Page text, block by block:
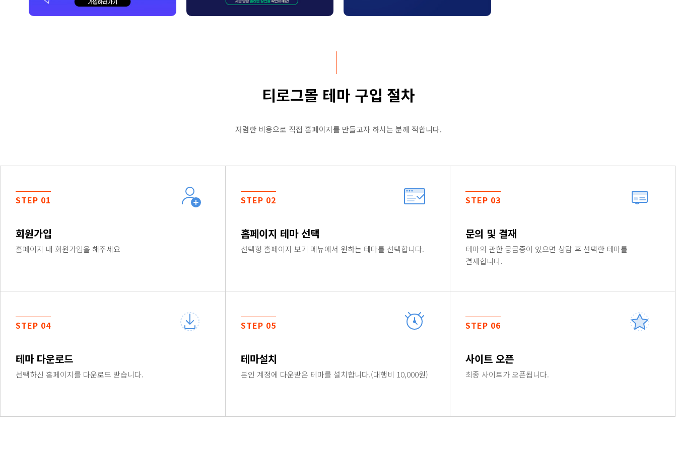
티로그몰 테마 구입 절차
저렴한 비용으로 직접 홈페이지를 만들고자 하시는 분께 적합니다.
STEP 01
회원가입
홈페이지 내 회원가입을 해주세요
STEP 02
홈페이지 테마 선택
선택형 홈페이지 보기 메뉴에서 원하는 테마를 선택합니다.
STEP 03
문의 및 결재
테마의 관한 궁금증이 있으면 상담 후 선택한 테마를
결재합니다.
STEP 04
테마 다운로드
선택하신 홈페이지를 다운로드 받습니다.
STEP 05
테마설치
본인 계정에 다운받은 테마를 설치합니다.(대행비 10,000원)
STEP 06
사이트 오픈
최종 사이트가 오픈됩니다.